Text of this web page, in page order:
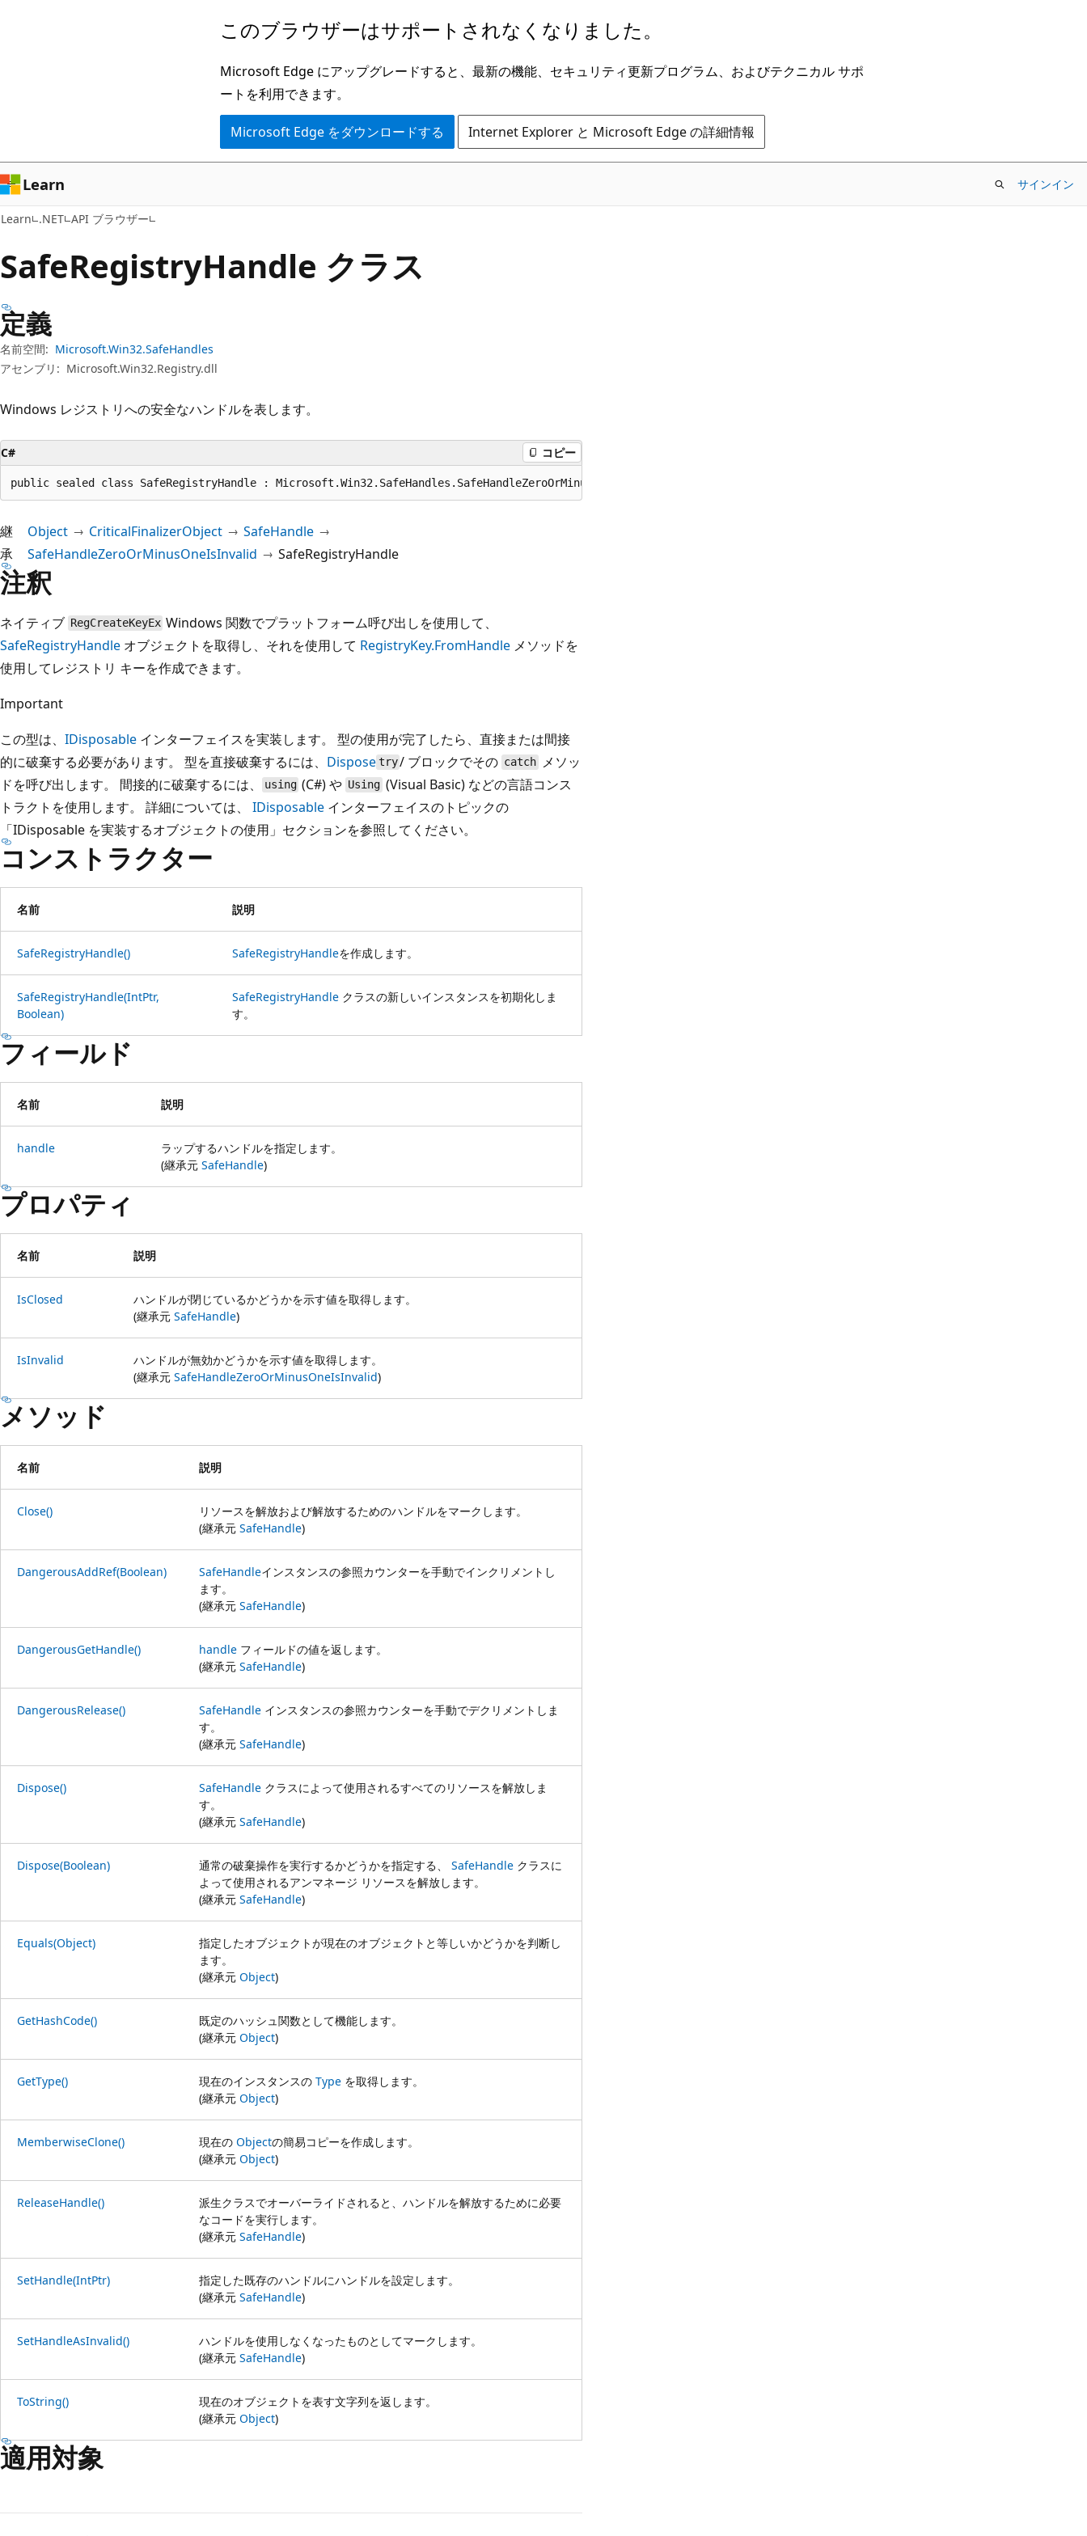
ン
ツ
に
ス
ッ
ゲ
ー
シ
ョ
に
キ
ッ
プ
このブラウザーはサポートされなくなりました。
Microsoft Edge にアップグレードすると、最新の機能、セキュリティ更新プログラム、およびテクニカル サポ
ートを利用できます。
Microsoft Edge をダウンロードする Internet Explorer と Microsoft Edge の詳細情報
Learn サインイン
Learn .NET API ブラウザー
SafeRegistryHandle クラス
定義
名前空間: Microsoft.Win32.SafeHandles
アセンブリ: Microsoft.Win32.Registry.dll
Windows レジストリへの安全なハンドルを表します。
C# コピー
public sealed class SafeRegistryHandle : Microsoft.Win32.SafeHandles.SafeHandleZeroOrMinusOneIsInvalid
継
承
Object CriticalFinalizerObject
SafeHandle
SafeHandleZeroOrMinusOneIsInvalid
SafeRegistryHandle
注釈
ネイティブ RegCreateKeyEx Windows 関数でプラットフォーム呼び出しを使用して、
SafeRegistryHandle オブジェクトを取得し、それを使用して RegistryKey.FromHandle メソッドを
使用してレジストリ キーを作成できます。
Important
この型は、 IDisposable インターフェイスを実装します。 型の使用が完了したら、直接または間接
的に破棄する必要があります。 型を直接破棄するには、 Disposetry/ ブロックでその catchメソッ
ドを呼び出します。 間接的に破棄するには、
using (C#) や Using(Visual Basic) などの言語コンス
トラクトを使用します。 詳細については、 IDisposable インターフェイスのトピックの
「IDisposable を実装するオブジェクトの使用」セクションを参照してください。
コンストラクター
名前 説明
SafeRegistryHandle() SafeRegistryHandleを作成します。
SafeRegistryHandle(IntPtr,
Boolean)
SafeRegistryHandle クラスの新しいインスタンスを初期化しま
す。
フィールド
名前 説明
handle
ラップするハンドルを指定します。
(継承元 SafeHandle)
プロパティ
名前 説明
IsClosed
ハンドルが閉じているかどうかを示す値を取得します。
(継承元 SafeHandle)
IsInvalid
ハンドルが無効かどうかを示す値を取得します。
(継承元 SafeHandleZeroOrMinusOneIsInvalid)
メソッド
名前 説明
Close()
リソースを解放および解放するためのハンドルをマークします。
(継承元 SafeHandle)
DangerousAddRef(Boolean) SafeHandleインスタンスの参照カウンターを手動でインクリメントし
ます。
(継承元 SafeHandle)
DangerousGetHandle() handle フィールドの値を返します。
(継承元 SafeHandle)
DangerousRelease() SafeHandle インスタンスの参照カウンターを手動でデクリメントしま
す。
(継承元 SafeHandle)
Dispose() SafeHandle クラスによって使用されるすべてのリソースを解放しま
す。
(継承元 SafeHandle)
Dispose(Boolean) 通常の破棄操作を実行するかどうかを指定する、 SafeHandle クラスに
よって使用されるアンマネージ リソースを解放します。
(継承元 SafeHandle)
Equals(Object)
指定したオブジェクトが現在のオブジェクトと等しいかどうかを判断し
ます。
(継承元 Object)
GetHashCode()
既定のハッシュ関数として機能します。
(継承元 Object)
GetType() 現在のインスタンスの Type を取得します。
(継承元 Object)
MemberwiseClone() 現在の Objectの簡易コピーを作成します。
(継承元 Object)
ReleaseHandle()
派生クラスでオーバーライドされると、ハンドルを解放するために必要
なコードを実行します。
(継承元 SafeHandle)
SetHandle(IntPtr)
指定した既存のハンドルにハンドルを設定します。
(継承元 SafeHandle)
SetHandleAsInvalid()
ハンドルを使用しなくなったものとしてマークします。
(継承元 SafeHandle)
ToString()
現在のオブジェクトを表す文字列を返します。
(継承元 Object)
適用対象